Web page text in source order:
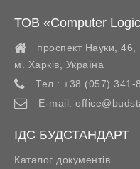
ТОВ «Computer
проспект Науки, 46,
м. Харків
Україна
Тел.: +38 (057) 341-
E-mail:
ІДС БУДСТАНДАРТ
Каталог документів